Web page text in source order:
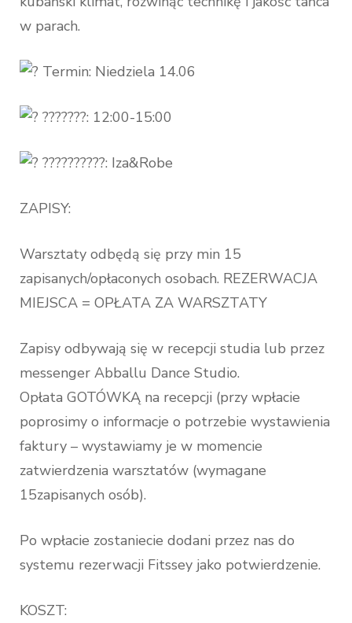
w parach.
Termin: Niedziela 14.06
???????: 12:00-15:00
??????????: Iza&Robe
ZAPISY:
Warsztaty odbędą się przy min 15
zapisanych/opłaconych osobach. REZERWACJA
MIEJSCA = OPŁATA ZA WARSZTATY
Zapisy odbywają się w recepcji studia lub przez
messenger Abballu Dance Studio.
Opłata GOTÓWKĄ na recepcji (przy wpłacie
poprosimy o informacje o potrzebie wystawienia
faktury – wystawiamy je w momencie
zatwierdzenia warsztatów (wymagane
15zapisanych osób).
Po wpłacie zostaniecie dodani przez nas do
systemu rezerwacji Fitssey jako potwierdzenie.
KOSZT: